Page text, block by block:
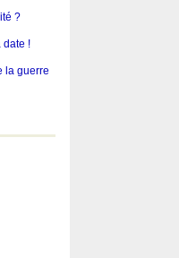
?
date !
la guerre